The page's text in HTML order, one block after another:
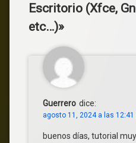
Escritorio (Xfce,
etc…)»
Guerrero dice:
agosto 11, 2024 a las 12:41
buenos días, tutorial